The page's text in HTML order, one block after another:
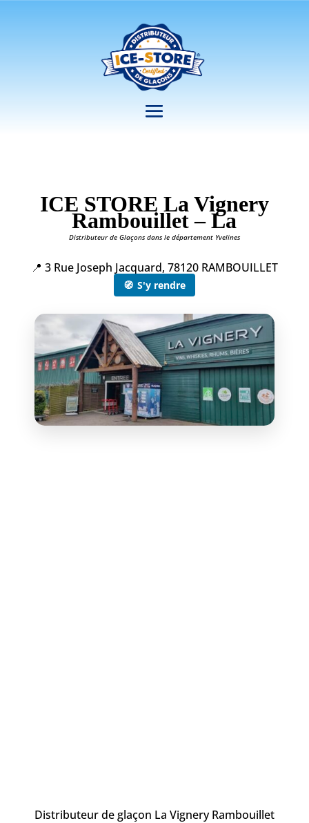
ICE STORE La Vignery
Rambouillet – La
Distributeur de Glaçons dans le département Yvelines
📍 3 Rue Joseph Jacquard, 78120 RAMBOUILLET
🧭 S'y rendre
Distributeur de glaçon La Vignery Rambouillet